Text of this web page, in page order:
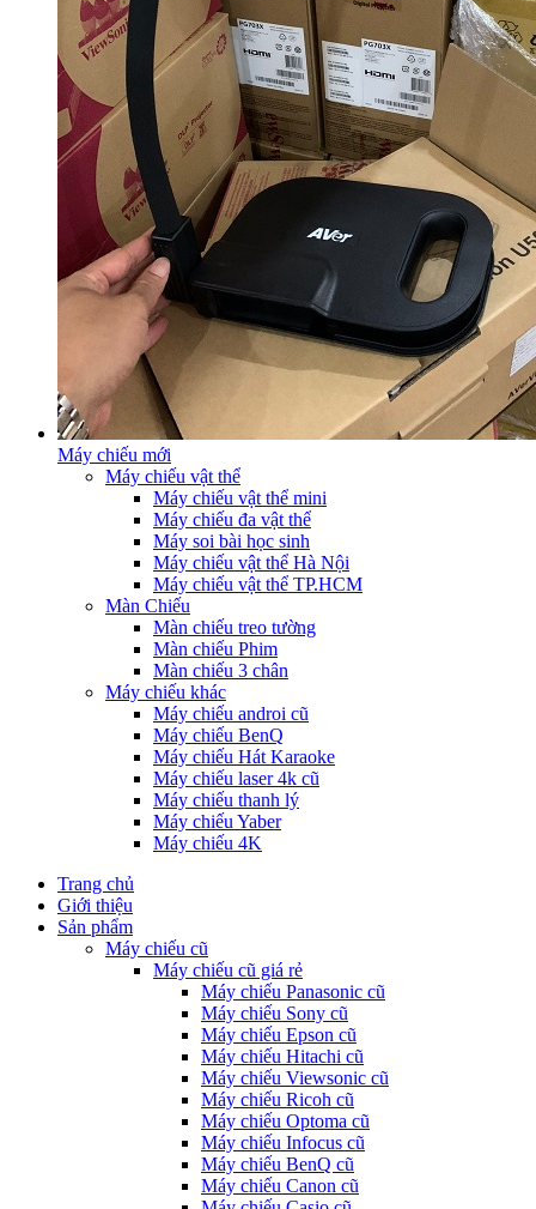
Máy chiếu mới
Máy chiếu vật thể
Máy chiếu vật thể mini
Máy chiếu đa vật thể
Máy soi bài học sinh
Máy chiếu vật thể Hà Nội
Máy chiếu vật thể TP.HCM
Màn Chiếu
Màn chiếu treo tường
Màn chiếu Phim
Màn chiếu 3 chân
Máy chiếu khác
Máy chiếu androi cũ
Máy chiếu BenQ
Máy chiếu Hát Karaoke
Máy chiếu laser 4k cũ
Máy chiếu thanh lý
Máy chiếu Yaber
Máy chiếu 4K
Trang chủ
Giới thiệu
Sản phẩm
Máy chiếu cũ
Máy chiếu cũ giá rẻ
Máy chiếu Panasonic cũ
Máy chiếu Sony cũ
Máy chiếu Epson cũ
Máy chiếu Hitachi cũ
Máy chiếu Viewsonic cũ
Máy chiếu Ricoh cũ
Máy chiếu Optoma cũ
Máy chiếu Infocus cũ
Máy chiếu BenQ cũ
Máy chiếu Canon cũ